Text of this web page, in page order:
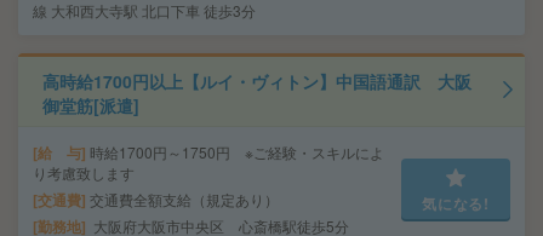
線 大和西大寺駅 北口下車 徒歩3分
高時給1700円以上【ルイ・ヴィトン】中国語通訳 大阪
御堂筋[派遣]
給 与 時給1700円～1750円 ※ご経験・スキルによ
り考慮致します
交通費 交通費全額支給（規定あり）
勤務地 大阪府大阪市中央区 心斎橋駅徒歩5分
気になる!